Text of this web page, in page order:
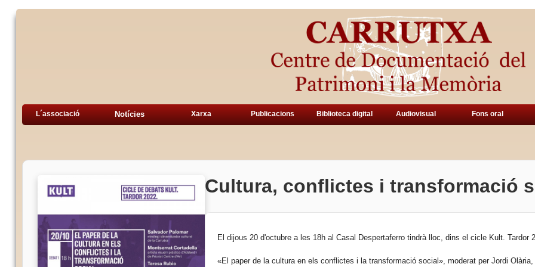
L´associació Notícies Xarxa Publicacions Biblioteca digital Audiovisual Fons oral
Cultura, conflictes i transformació
El dijous 20 d'octubre a les 18h al Casal Despertaferro tindrà lloc, dins el cicle Kult. Tardor
«El paper de la cultura en els conflictes i la transformació social», moderat per Jordi